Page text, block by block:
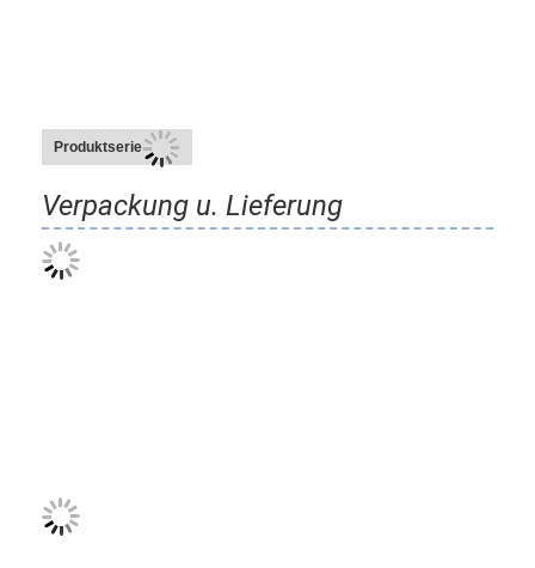
Produktserie
Verpackung u. Lieferung